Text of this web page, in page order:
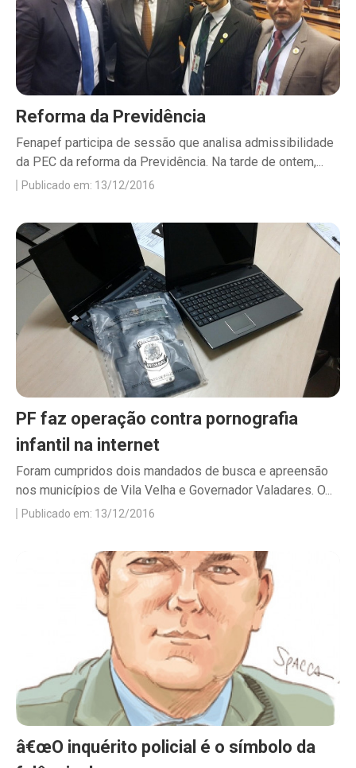
Reforma da Previdência
Fenapef participa de sessão que analisa admissibilidade
da PEC da reforma da Previdência. Na tarde de ontem,...
Publicado em: 13/12/2016
PF faz operação contra pornografia
infantil na internet
Foram cumpridos dois mandados de busca e apreensão
nos municípios de Vila Velha e Governador Valadares. O...
Publicado em: 13/12/2016
â€œO inquérito policial é o símbolo da